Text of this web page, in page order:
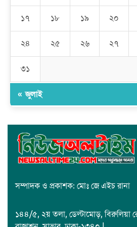
রমজান উপলক্ষে সাভারে
জাবাল-ই-নূর মডেল মাদ্রাসায় ১২তম
১৭ ১৮ ১৯ ২০
২৪ ২৫ ২৬ ২৭
৩১
« জুলাই
সম্পাদক ও প্রকাশক: মোঃ জে এইচ রানা
১৪৪/৫, ২য় তলা, ডেল্টামোড়, বিরুলিয়া